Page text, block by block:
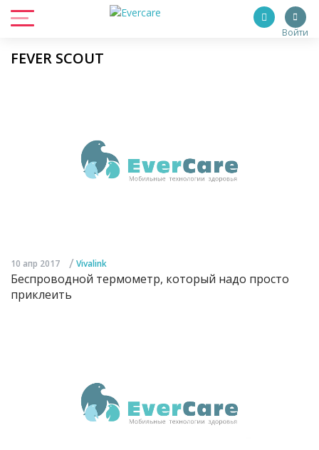
Войти
FEVER SCOUT
10 апр 2017 / Vivalink
Беспроводной термометр, который надо просто
приклеить